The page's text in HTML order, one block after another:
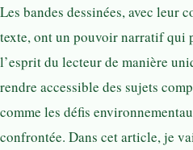
Les bandes dessinées, avec leur
texte, ont un pouvoir narratif qui
l’esprit du lecteur de manière
rendre accessible des sujets
comme les défis
confrontée. Dans cet article, je